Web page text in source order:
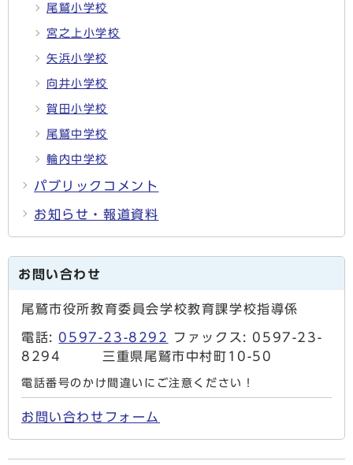
尾鷲小学校
宮之上小学校
矢浜小学校
向井小学校
賀田小学校
尾鷲中学校
輪内中学校
パブリックコメント
お知らせ・報道資料
お問い合わせ
尾鷲市役所教育委員会学校教育課学校指導係
電話: 0597-23-8292
ファックス: 0597-23-
8294 三重県尾鷲市中村町10-50
電話番号のかけ間違いにご注意ください！
お問い合わせフォーム